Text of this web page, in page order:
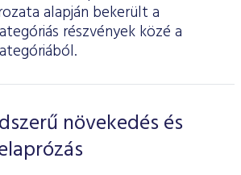
alapján bekerült a
részvények közé a
növekedés és